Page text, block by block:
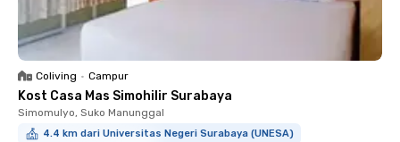
Coliving • Campur
Kost Casa Mas Simohilir Surabaya
Simomulyo, Suko Manunggal
4.4 km dari Universitas Negeri Surabaya (UNESA)